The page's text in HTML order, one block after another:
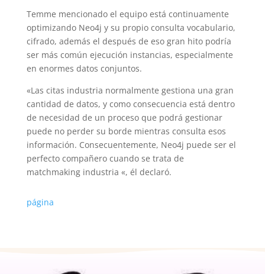
Temme mencionado el equipo está continuamente
optimizando Neo4j y su propio consulta vocabulario,
cifrado, además el después de eso gran hito podría
ser más común ejecución instancias, especialmente
en enormes datos conjuntos.
«Las citas industria normalmente gestiona una gran
cantidad de datos, y como consecuencia está dentro
de necesidad de un proceso que podrá gestionar
puede no perder su borde mientras consulta esos
información. Consecuentemente, Neo4j puede ser el
perfecto compañero cuando se trata de
matchmaking industria «, él declaró.
página